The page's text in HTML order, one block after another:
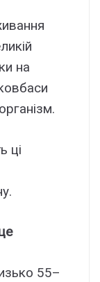
на
ці
55–